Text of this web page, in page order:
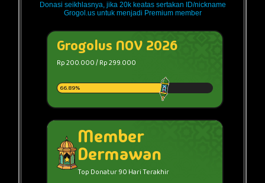
Donasi seikhlasnya, jika 20k keatas sertakan ID/nickname
Grogol.us untuk menjadi Premium member